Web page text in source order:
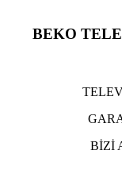
BEKO
BİZİ